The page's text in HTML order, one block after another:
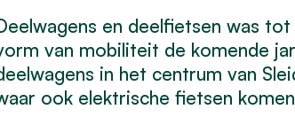
en deelfietsen was
van mobiliteit de komende
in het centrum van
ook elektrische fietsen